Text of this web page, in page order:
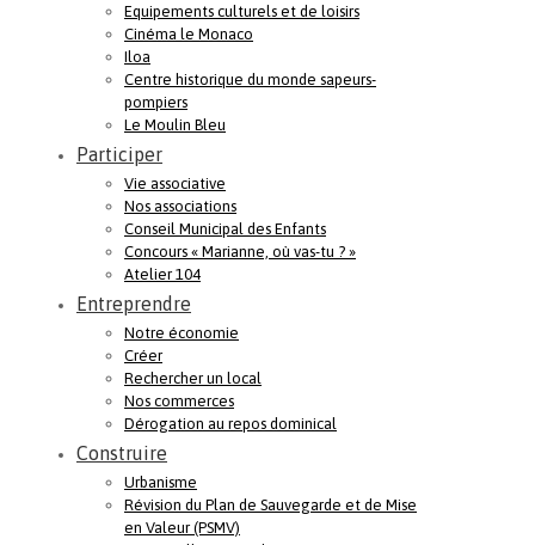
Equipements culturels et de loisirs
Cinéma le Monaco
Iloa
Centre historique du monde sapeurs-
pompiers
Le Moulin Bleu
Participer
Vie associative
Nos associations
Conseil Municipal des Enfants
Concours « Marianne, où vas-tu ? »
Atelier 104
Entreprendre
Notre économie
Créer
Rechercher un local
Nos commerces
Dérogation au repos dominical
Construire
Urbanisme
Révision du Plan de Sauvegarde et de Mise
en Valeur (PSMV)